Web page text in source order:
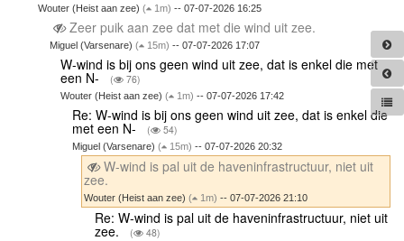
Wouter (Heist aan zee)( 1m) -- 07-07-2026 16:25
Zeer puik aan zee dat met die wind uit zee.
Miguel (Varsenare) ( 15m) -- 07-07-2026 17:07
W-wind is bij ons geen wind uit zee, dat is enkel die met
een N- ( 76)
Wouter (Heist aan zee)( 1m) -- 07-07-2026 17:42
Re: W-wind is bij ons geen wind uit zee, dat is enkel die
met een N- ( 54)
Miguel (Varsenare) ( 15m) -- 07-07-2026 20:32
W-wind is pal uit de haveninfrastructuur, niet uit
zee.
Wouter (Heist aan zee)( 1m) -- 07-07-2026 21:10
Re: W-wind is pal uit de haveninfrastructuur, niet uit
zee. ( 48)